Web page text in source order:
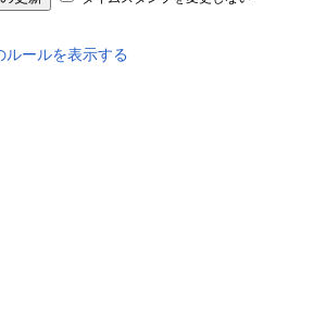
ルールを表示する